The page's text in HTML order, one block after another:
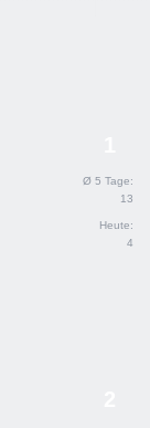
Ø 5 Tage:
13
Heute:
4